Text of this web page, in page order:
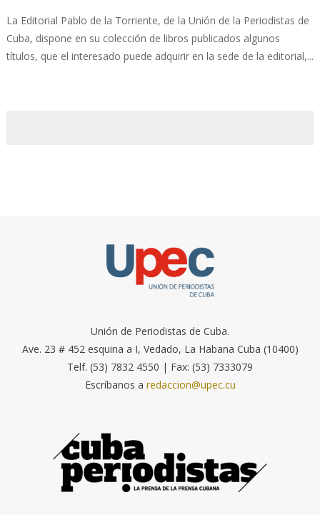
La Editorial Pablo de la Torriente, de la Unión de la Periodistas de
Cuba, dispone en su colección de libros publicados algunos
títulos, que el interesado puede adquirir en la sede de la editorial,...
Unión de Periodistas de Cuba.
Ave. 23 # 452 esquina a I, Vedado, La Habana Cuba (10400)
Telf. (53) 7832 4550 | Fax: (53) 7333079
Escríbanos a redaccion@upec.cu